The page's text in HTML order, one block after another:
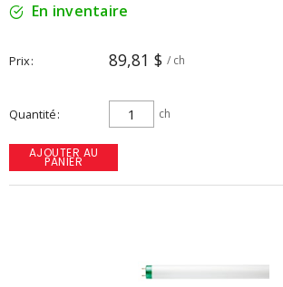
En inventaire
Prix 89,81 $ / ch
Quantité ch
AJOUTER AU
PANIER